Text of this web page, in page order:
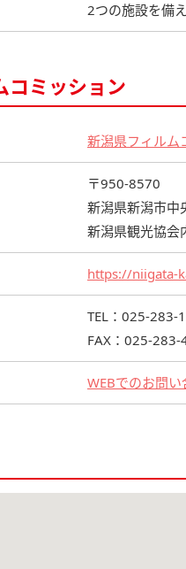
2つの施設を備
コミッション
新潟県フィルム
〒950-8570
新潟県新潟市中
新潟県観光協会
https://niigata-
TEL：025-283-
FAX：025-283-
WEBでのお問い